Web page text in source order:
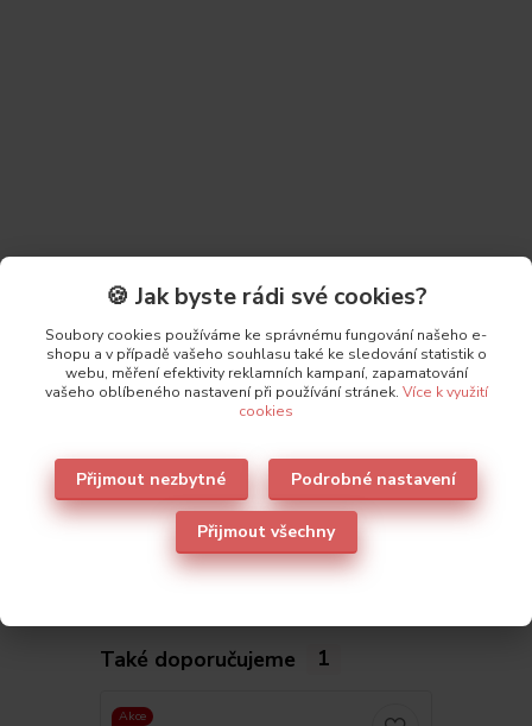
Původ zboží
Parametry
Výrobce Lormar
Také doporučujeme 1
Akce
🍪 Jak byste rádi své cookies?
Soubory cookies používáme ke správnému fungování našeho e-
shopu a v případě vašeho souhlasu také ke sledování statistik o
webu, měření efektivity reklamních kampaní, zapamatování
vašeho oblíbeného nastavení při používání stránek. Více k využití
cookies
Přijmout nezbytné Podrobné nastavení
Přijmout všechny